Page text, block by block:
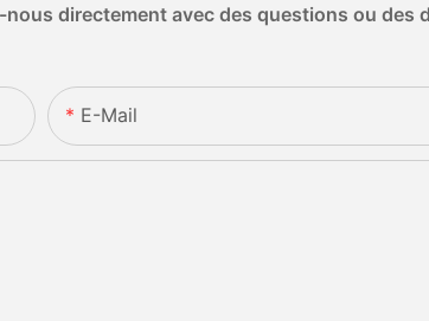
directement avec des questions ou des
E-Mail